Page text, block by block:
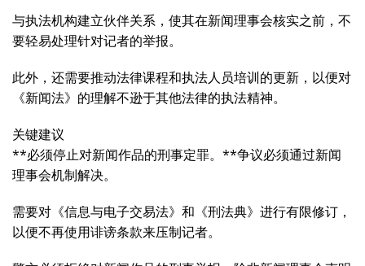
与执法机构建立伙伴关系，使其在新闻理事会核实之前，不
要轻易处理针对记者的举报。
此外，还需要推动法律课程和执法人员培训的更新，以便对
《新闻法》的理解不逊于其他法律的执法精神。
关键建议
**必须停止对新闻作品的刑事定罪。**争议必须通过新闻
理事会机制解决。
需要对《信息与电子交易法》和《刑法典》进行有限修订，
以便不再使用诽谤条款来压制记者。